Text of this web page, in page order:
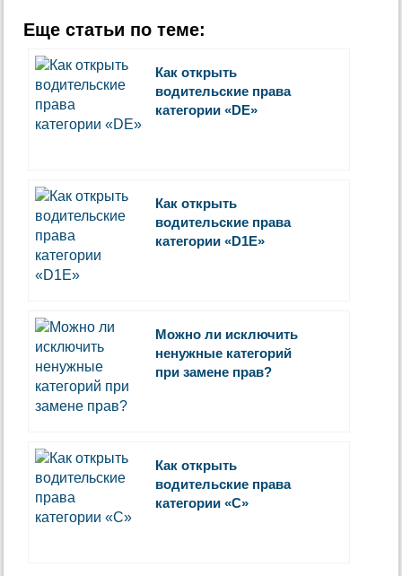
Еще статьи по теме:
Как открыть
водительские права
категории «DE»
Как открыть
водительские права
категории «D1E»
Можно ли исключить
ненужные категорий
при замене прав?
Как открыть
водительские права
категории «С»